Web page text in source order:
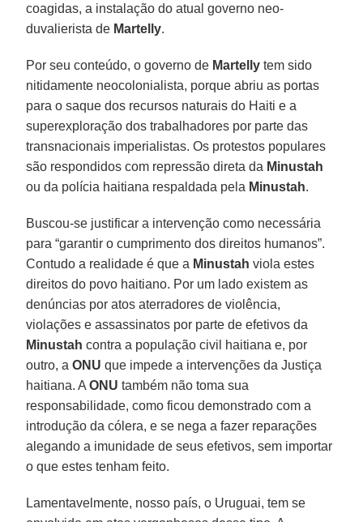
coagidas, a instalação do atual governo neo-
duvalierista de Martelly.
Por seu conteúdo, o governo de Martelly tem sido
nitidamente neocolonialista, porque abriu as portas
para o saque dos recursos naturais do Haiti e a
superexploração dos trabalhadores por parte das
transnacionais imperialistas. Os protestos populares
são respondidos com repressão direta da Minustah
ou da polícia haitiana respaldada pela Minustah.
Buscou-se justificar a intervenção como necessária
para “garantir o cumprimento dos direitos humanos”.
Contudo a realidade é que a Minustah viola estes
direitos do povo haitiano. Por um lado existem as
denúncias por atos aterradores de violência,
violações e assassinatos por parte de efetivos da
Minustah contra a população civil haitiana e, por
outro, aONU que impede a intervenções da Justiça
haitiana. AONU também não toma sua
responsabilidade, como ficou demonstrado com a
introdução da cólera, e se nega a fazer reparações
alegando a imunidade de seus efetivos, sem importar
o que estes tenham feito.
Lamentavelmente, nosso país, o Uruguai, tem se